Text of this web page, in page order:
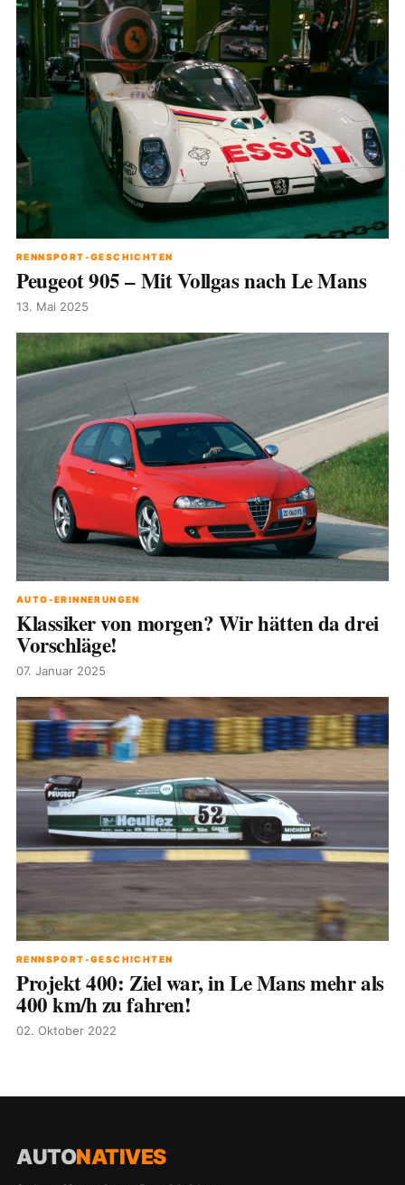
RENNSPORT-GESCHICHTEN
Peugeot 905 – Mit Vollgas nach Le Mans
13. Mai 2025
AUTO-ERINNERUNGEN
Klassiker von morgen? Wir hätten da drei
Vorschläge!
07. Januar 2025
RENNSPORT-GESCHICHTEN
Projekt 400: Ziel war, in Le Mans mehr als
400 km/h zu fahren!
02. Oktober 2022
AUTONATIVES